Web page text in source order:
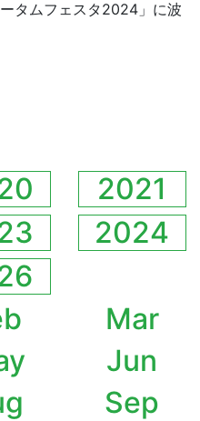
タムフェスタ2024」に波
2021
2024
Mar
Jun
Sep